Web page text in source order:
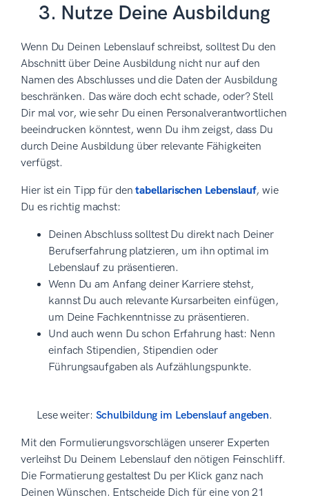
3. Nutze Deine Ausbildung
Wenn Du Deinen Lebenslauf schreibst, solltest Du den
Abschnitt über Deine Ausbildung nicht nur auf den
Namen des Abschlusses und die Daten der Ausbildung
beschränken. Das wäre doch echt schade, oder? Stell
Dir mal vor, wie sehr Du einen Personalverantwortlichen
beeindrucken könntest, wenn Du ihm zeigst, dass Du
durch Deine Ausbildung über relevante Fähigkeiten
verfügst.
Hier ist ein Tipp für dentabellarischen Lebenslauf, wie
Du es richtig machst:
Deinen Abschluss solltest Du direkt nach Deiner
Berufserfahrung platzieren, um ihn optimal im
Lebenslauf zu präsentieren.
Wenn Du am Anfang deiner Karriere stehst,
kannst Du auch relevante Kursarbeiten einfügen,
um Deine Fachkenntnisse zu präsentieren.
Und auch wenn Du schon Erfahrung hast: Nenn
einfach Stipendien, Stipendien oder
Führungsaufgaben als Aufzählungspunkte.
Lese weiter: Schulbildung im Lebenslauf angeben.
Mit den Formulierungsvorschlägen unserer Experten
verleihst Du Deinem Lebenslauf den nötigen Feinschliff.
Die Formatierung gestaltest Du per Klick ganz nach
Deinen Wünschen. Entscheide Dich für eine von 21